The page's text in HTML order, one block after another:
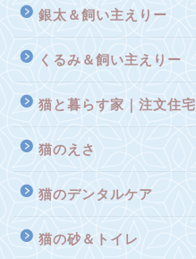
銀太＆飼い主えりー
くるみ＆飼い主えりー
猫と暮らす家｜注文住宅
猫のえさ
猫のデンタルケア
猫の砂＆トイレ